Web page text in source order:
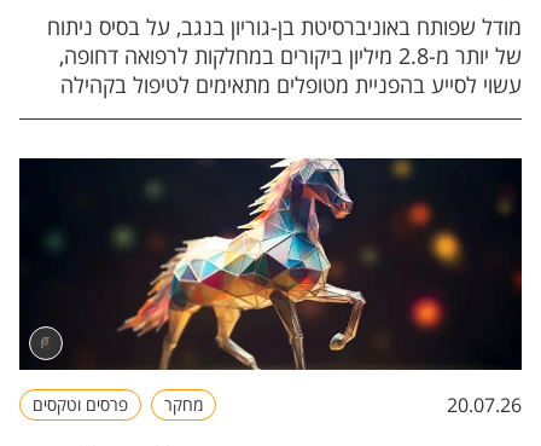
מודל שפותח באוניברסיטת בן-גוריון בנגב, על בסיס ניתוח
של יותר מ-2.8 מיליון ביקורים במחלקות לרפואה דחופה,
עשוי לסייע בהפניית מטופלים מתאימים לטיפול בקהילה
ולהפחית את העומסים בבתי החולים.
פרסים וטקסים מחקר 20.07.26